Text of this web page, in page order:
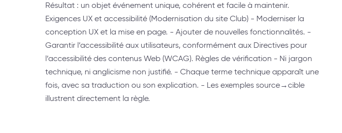
Résultat : un objet événement unique, cohérent et facile à maintenir.
Exigences UX et accessibilité (Modernisation du site Club) - Moderniser la
conception UX et la mise en page. - Ajouter de nouvelles fonctionnalités. -
Garantir l’accessibilité aux utilisateurs, conformément aux Directives pour
l’accessibilité des contenus Web (WCAG). Règles de vérification - Ni jargon
technique, ni anglicisme non justifié. - Chaque terme technique apparaît une
fois, avec sa traduction ou son explication. - Les exemples source→cible
illustrent directement la règle.